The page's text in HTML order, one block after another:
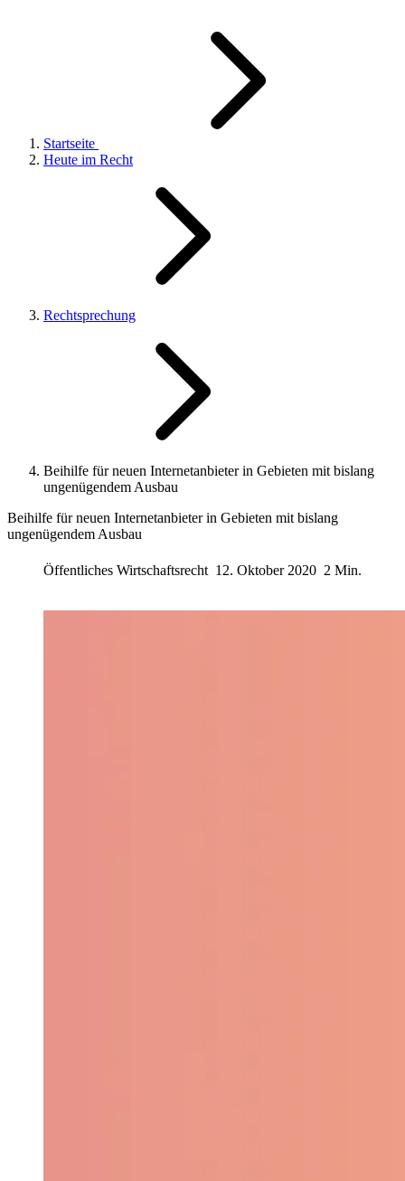
Startseite
Heute im Recht
Rechtsprechung
Beihilfe für neuen Internetanbieter in Gebieten mit bislang
ungenügendem Ausbau
Beihilfe für neuen Internetanbieter in Gebieten mit bislang
ungenügendem Ausbau
Öffentliches Wirtschaftsrecht 12. Oktober 2020 2 Min.